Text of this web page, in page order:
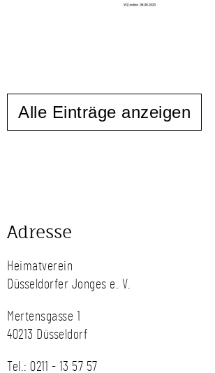
Alle Einträge anzeigen
Adresse
Heimatverein
Düsseldorfer Jonges e. V.
Mertensgasse 1
40213 Düsseldorf
Tel.: 0211 - 13 57 57